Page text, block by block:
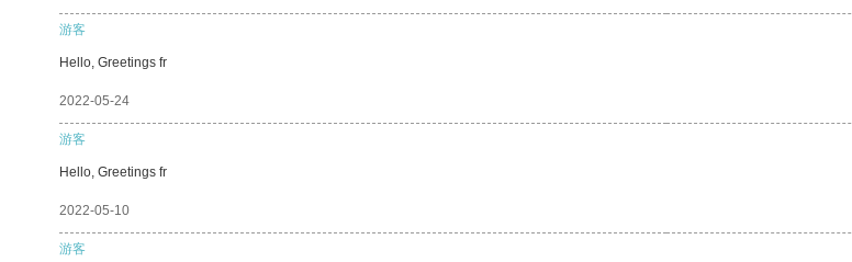
游客
Hello, Greetings fr
2022-05-24
游客
Hello, Greetings fr
2022-05-10
游客